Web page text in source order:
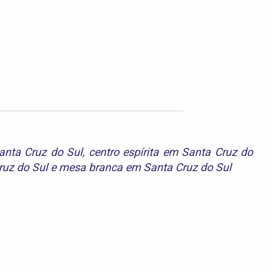
Cruz do Sul, centro espírita em Santa Cruz do
do Sulemesa branca em Santa Cruz do Sul